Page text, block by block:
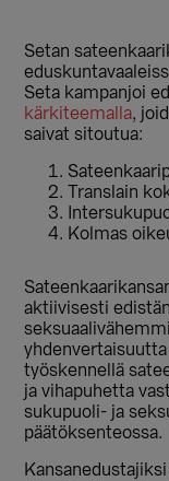
Setan
Seta kampanjoi
kärkiteemalla,
saivat sitoutua:
Translain
Kolmas
aktiivisesti
työskennellä
ja vihapuhetta
sukupuoli- ja
päätöksenteossa.